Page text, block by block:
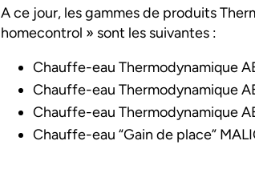
A ce jour, les gammes de produits
homecontrol » sont les suivantes :
Chauffe-eau Thermodynamique
Chauffe-eau Thermodynamique
Chauffe-eau Thermodynamique
Chauffe-eau “Gain de place”